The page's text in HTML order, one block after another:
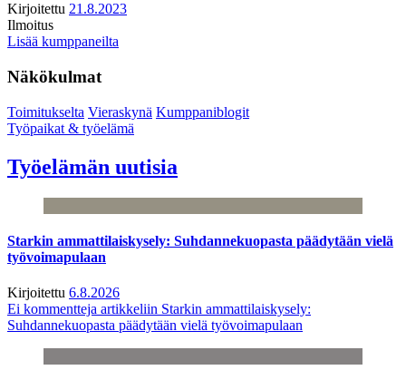
Kirjoitettu 21.8.2023
Ilmoitus
Lisää kumppaneilta
Näkökulmat
Toimitukselta Vieraskynä Kumppaniblogit
Työpaikat & työelämä
Työelämän uutisia
Starkin ammattilaiskysely: Suhdannekuopasta päädytään vielä
työvoimapulaan
Kirjoitettu 6.8.2026
Ei kommentteja artikkeliin Starkin ammattilaiskysely:
Suhdannekuopasta päädytään vielä työvoimapulaan